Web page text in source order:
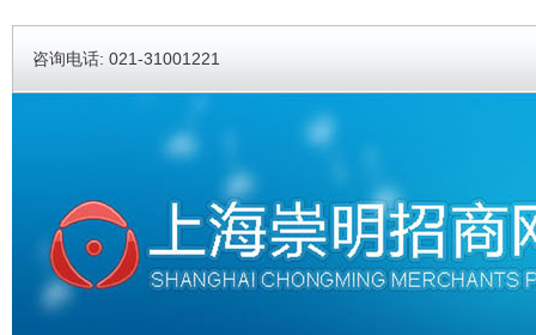
咨询电话: 021-31001221